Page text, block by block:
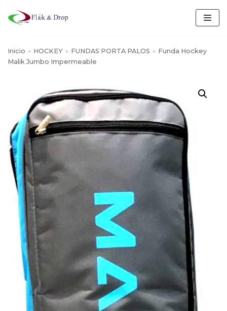
Saltar
al
Inicio » HOCKEY » FUNDAS PORTA PALOS » Funda Hockey
Malik Jumbo Impermeable